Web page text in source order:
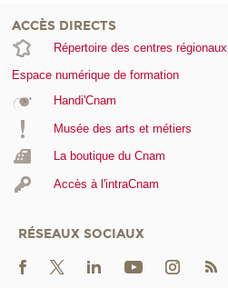
ACCÈS DIRECTS
Répertoire des centres régionaux
Espace numérique de formation
Handi'Cnam
Musée des arts et métiers
La boutique du Cnam
Accès à l'intraCnam
RÉSEAUX SOCIAUX